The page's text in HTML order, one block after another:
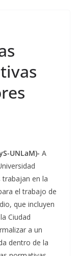
UNLaM)- A
en la
el trabajo de
que incluyen
Ciudad
a un
dentro de la